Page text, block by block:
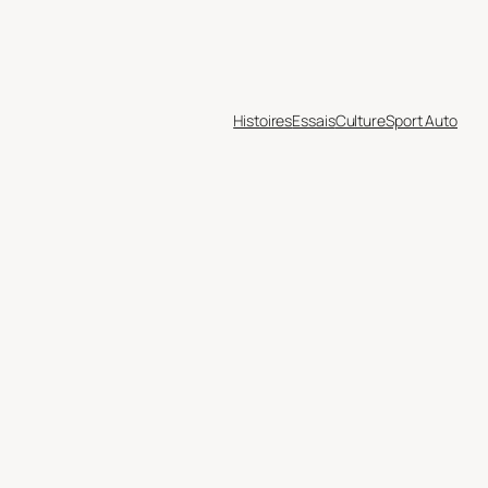
HistoiresEssaisCultureSport Auto